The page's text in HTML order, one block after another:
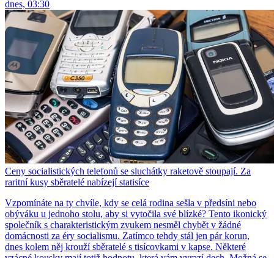
dnes, 03:30
Ceny socialistických telefonů se sluchátky raketově stoupají. Za
raritní kusy sběratelé nabízejí statisíce
Vzpomínáte na ty chvíle, kdy se celá rodina sešla v předsíni nebo
obýváku u jednoho stolu, aby si vytočila své blízké? Tento ikonický
společník s charakteristickým zvukem nesměl chybět v žádné
domácnosti za éry socialismu. Zatímco tehdy stál jen pár korun,
dnes kolem něj krouží sběratelé s tisícovkami v kapse. Některé